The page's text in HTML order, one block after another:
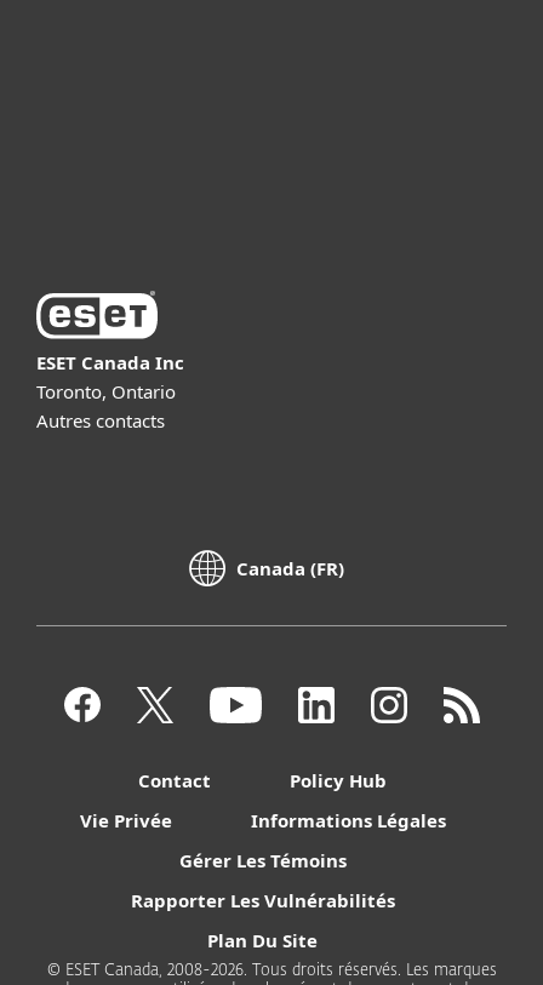
ESET Canada Inc
Toronto, Ontario
Autres contacts
Canada (FR)
Contact
Policy Hub
Vie Privée
Informations Légales
Gérer Les Témoins
Rapporter Les Vulnérabilités
Plan Du Site
© ESET Canada, 2008-2026. Tous droits réservés. Les marques